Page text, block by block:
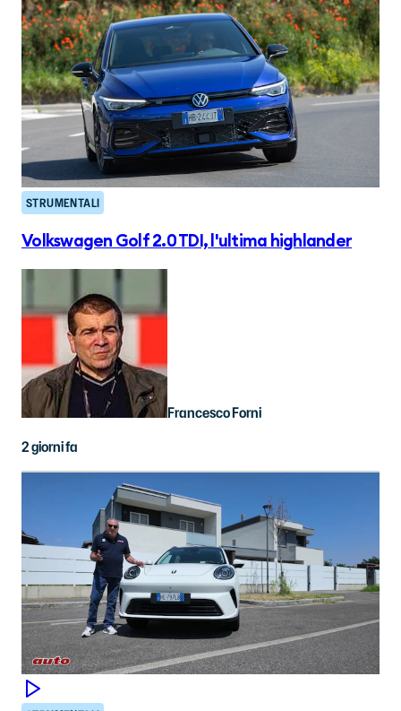
STRUMENTALI
Volkswagen Golf 2.0 TDI, l'ultima highlander
Francesco Forni
2 giorni fa